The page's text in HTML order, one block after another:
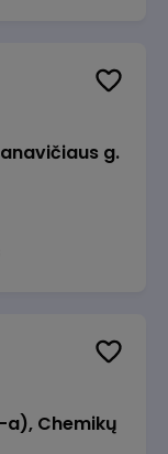
g.
Chemikų